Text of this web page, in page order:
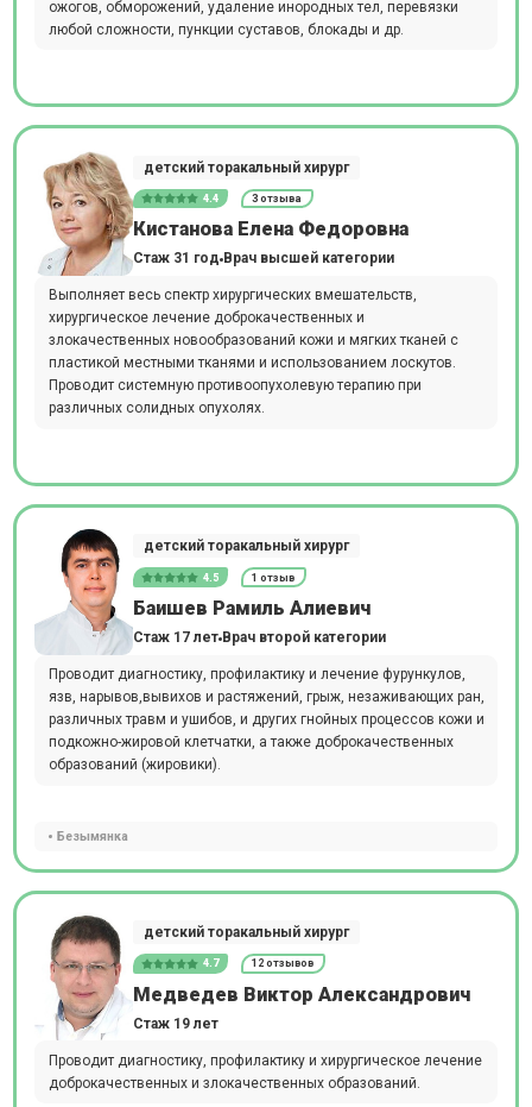
ожогов, обморожений, удаление инородных тел, перевязки
любой сложности, пункции суставов, блокады и др.
детский торакальный хирург
4.4 3 отзыва
Кистанова Елена Федоровна
Стаж 31 год Врач высшей категории
Выполняет весь спектр хирургических вмешательств,
хирургическое лечение доброкачественных и
злокачественных новообразований кожи и мягких тканей с
пластикой местными тканями и использованием лоскутов.
Проводит системную противоопухолевую терапию при
различных солидных опухолях.
детский торакальный хирург
4.5 1 отзыв
Баишев Рамиль Алиевич
Стаж 17 лет Врач второй категории
Проводит диагностику, профилактику и лечение фурункулов,
язв, нарывов,вывихов и растяжений, грыж, незаживающих ран,
различных травм и ушибов, и других гнойных процессов кожи и
подкожно-жировой клетчатки, а также доброкачественных
образований (жировики).
Безымянка
детский торакальный хирург
4.7 12 отзывов
Медведев Виктор Александрович
Стаж 19 лет
Проводит диагностику, профилактику и хирургическое лечение
доброкачественных и злокачественных образований.